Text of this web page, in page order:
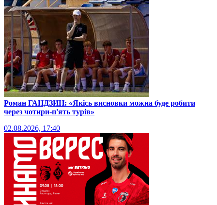
Роман ГАНДЗИН: «Якісь висновки можна буде робити
через чотири-п'ять турів»
02.08.2026, 17:40